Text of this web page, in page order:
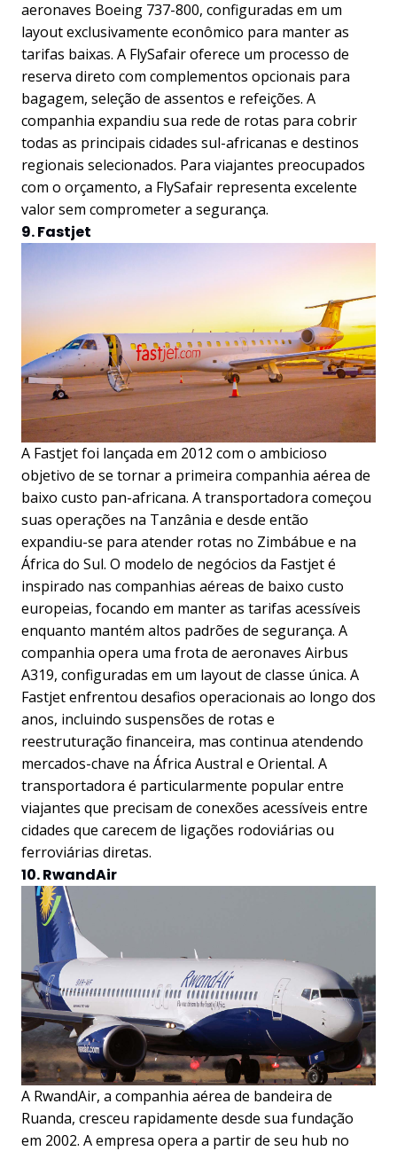
aeronaves Boeing 737-800, configuradas em um
layout exclusivamente econômico para manter as
tarifas baixas. A FlySafair oferece um processo de
reserva direto com complementos opcionais para
bagagem, seleção de assentos e refeições. A
companhia expandiu sua rede de rotas para cobrir
todas as principais cidades sul-africanas e destinos
regionais selecionados. Para viajantes preocupados
com o orçamento, a FlySafair representa excelente
valor sem comprometer a segurança.
9. Fastjet
A Fastjet foi lançada em 2012 com o ambicioso
objetivo de se tornar a primeira companhia aérea de
baixo custo pan-africana. A transportadora começou
suas operações na Tanzânia e desde então
expandiu-se para atender rotas no Zimbábue e na
África do Sul. O modelo de negócios da Fastjet é
inspirado nas companhias aéreas de baixo custo
europeias, focando em manter as tarifas acessíveis
enquanto mantém altos padrões de segurança. A
companhia opera uma frota de aeronaves Airbus
A319, configuradas em um layout de classe única. A
Fastjet enfrentou desafios operacionais ao longo dos
anos, incluindo suspensões de rotas e
reestruturação financeira, mas continua atendendo
mercados-chave na África Austral e Oriental. A
transportadora é particularmente popular entre
viajantes que precisam de conexões acessíveis entre
cidades que carecem de ligações rodoviárias ou
ferroviárias diretas.
10. RwandAir
A RwandAir, a companhia aérea de bandeira de
Ruanda, cresceu rapidamente desde sua fundação
em 2002. A empresa opera a partir de seu hub no